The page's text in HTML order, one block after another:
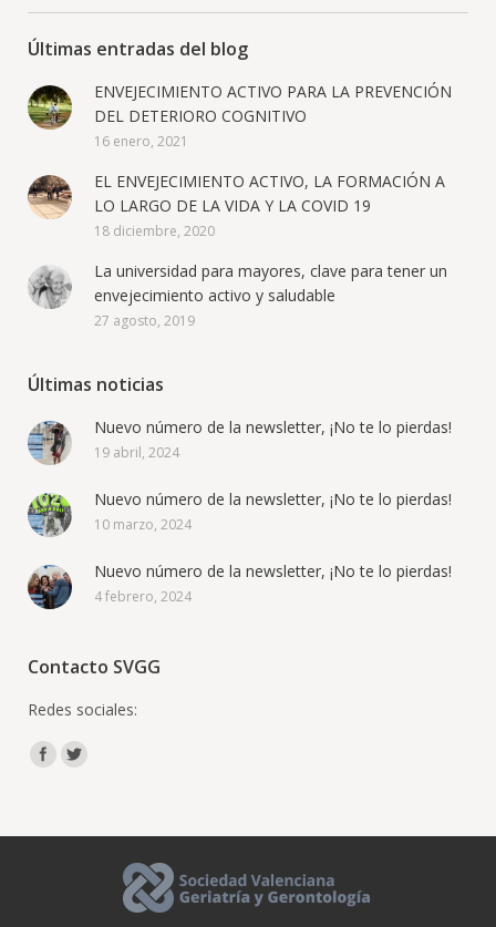
Últimas entradas del blog
ENVEJECIMIENTO ACTIVO PARA LA PREVENCIÓN
DEL DETERIORO COGNITIVO
16 enero, 2021
EL ENVEJECIMIENTO ACTIVO, LA FORMACIÓN A
LO LARGO DE LA VIDA Y LA COVID 19
18 diciembre, 2020
La universidad para mayores, clave para tener un
envejecimiento activo y saludable
27 agosto, 2019
Últimas noticias
Nuevo número de la newsletter, ¡No te lo pierdas!
19 abril, 2024
Nuevo número de la newsletter, ¡No te lo pierdas!
10 marzo, 2024
Nuevo número de la newsletter, ¡No te lo pierdas!
4 febrero, 2024
Contacto SVGG
Redes sociales:
Encuéntranos en: